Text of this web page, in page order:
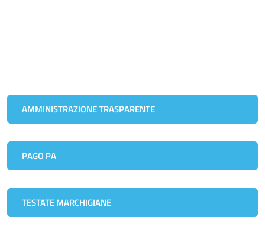
AMMINISTRAZIONE TRASPARENTE
PAGO PA
TESTATE MARCHIGIANE